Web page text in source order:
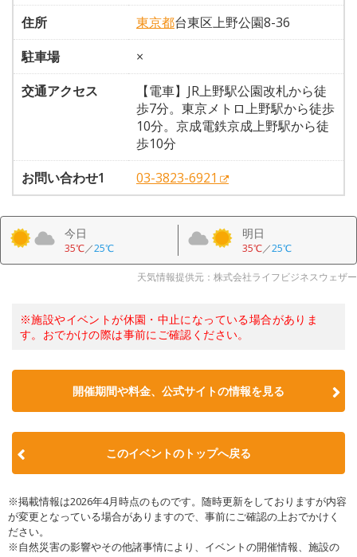
住所
東京都台東区上野公園8-36
駐車場
×
交通アクセス
【電車】JR上野駅公園改札から徒
歩7分。東京メトロ上野駅から徒歩
10分。京成電鉄京成上野駅から徒
歩10分
お問い合わせ1
03-3823-6921
今日
35℃／25℃
明日
35℃／25℃
天気情報提供元：株式会社ライフビジネスウェザー
※施設やイベントが休園・中止になっている場合がありま
す。おでかけの際は事前にご確認ください。
開催期間や料金、公式サイトの情報を見る
このイベントのトップへ戻る
※掲載情報は2026年4月時点のものです。随時更新をしておりますが内容
が変更となっている場合がありますので、事前にご確認の上おでかけく
ださい。
※自然災害の影響やその他諸事情により、イベントの開催情報、施設の